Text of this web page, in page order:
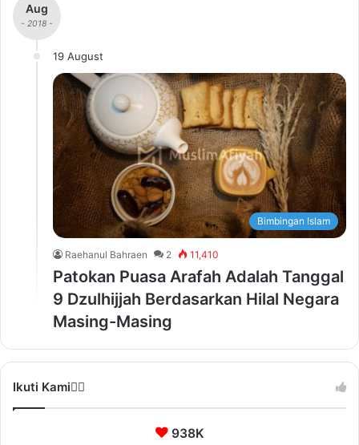
Aug
- 2018 -
19 August
Bimbingan Islam
Raehanul Bahraen 2 11,410
Patokan Puasa Arafah Adalah Tanggal
9 Dzulhijjah Berdasarkan Hilal Negara
Masing-Masing
Ikuti Kami❤️‍🔥
938K